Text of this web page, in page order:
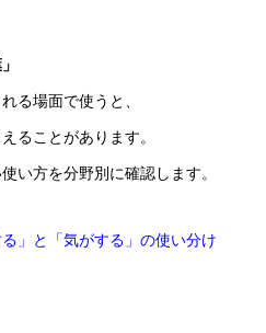
る場面で使うと、
ることがあります。
い方を分野別に確認します。
」と「気がする」の使い分け